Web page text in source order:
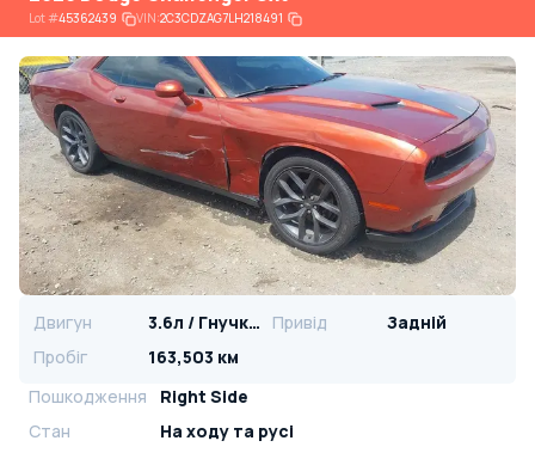
Lot#45362439 VIN:2C3CDZAG7LH218491
Двигун 3.6л / Гнучке паливо Привід
Задній
Пробіг
163,503 км
Пошкодження
Right Side
Стан
На ​​ходу та русі